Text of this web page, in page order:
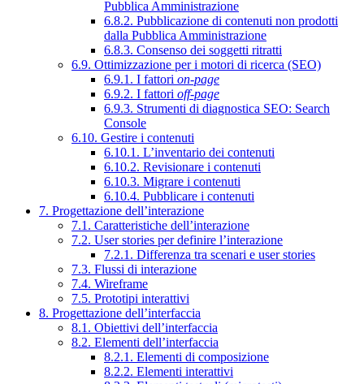
Pubblica Amministrazione
6.8.2. Pubblicazione di contenuti non prodotti
dalla Pubblica Amministrazione
6.8.3. Consenso dei soggetti ritratti
6.9. Ottimizzazione per i motori di ricerca (SEO)
6.9.1. I fattori on-page
6.9.2. I fattori off-page
6.9.3. Strumenti di diagnostica SEO: Search
Console
6.10. Gestire i contenuti
6.10.1. L’inventario dei contenuti
6.10.2. Revisionare i contenuti
6.10.3. Migrare i contenuti
6.10.4. Pubblicare i contenuti
7. Progettazione dell’interazione
7.1. Caratteristiche dell’interazione
7.2. User stories per definire l’interazione
7.2.1. Differenza tra scenari e user stories
7.3. Flussi di interazione
7.4. Wireframe
7.5. Prototipi interattivi
8. Progettazione dell’interfaccia
8.1. Obiettivi dell’interfaccia
8.2. Elementi dell’interfaccia
8.2.1. Elementi di composizione
8.2.2. Elementi interattivi